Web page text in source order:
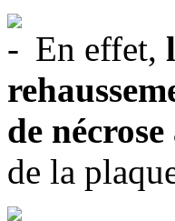
En effet,
de
de la